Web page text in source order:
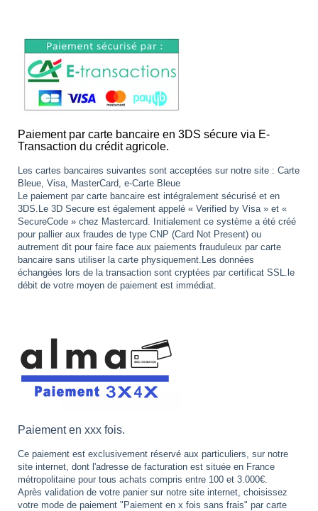
Paiement par carte bancaire en 3DS sécure via E-
Transaction du crédit agricole.
Les cartes bancaires suivantes sont acceptées sur notre site : Carte
Bleue, Visa, MasterCard, e-Carte Bleue
Le paiement par carte bancaire est intégralement sécurisé et en
3DS.Le 3D Secure est également appelé « Verified by Visa » et «
SecureCode » chez Mastercard. Initialement ce système a été créé
pour pallier aux fraudes de type CNP (Card Not Present) ou
autrement dit pour faire face aux paiements frauduleux par carte
bancaire sans utiliser la carte physiquement.Les données
échangées lors de la transaction sont cryptées par certificat SSL.le
débit de votre moyen de paiement est immédiat.
Paiement en xxx fois.
Ce paiement est exclusivement réservé aux particuliers, sur notre
site internet, dont l'adresse de facturation est située en France
métropolitaine pour tous achats compris entre 100 et 3.000€.
Après validation de votre panier sur notre site internet, choisissez
votre mode de paiement "Paiement en x fois sans frais" par carte